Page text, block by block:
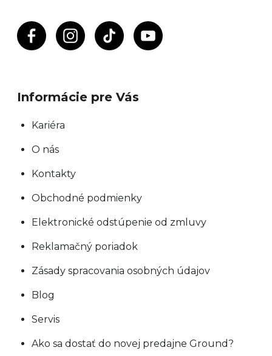
Informácie pre Vás
Kariéra
O nás
Kontakty
Obchodné podmienky
Elektronické odstúpenie od zmluvy
Reklamačný poriadok
Zásady spracovania osobných údajov
Blog
Servis
Ako sa dostať do novej predajne Ground?